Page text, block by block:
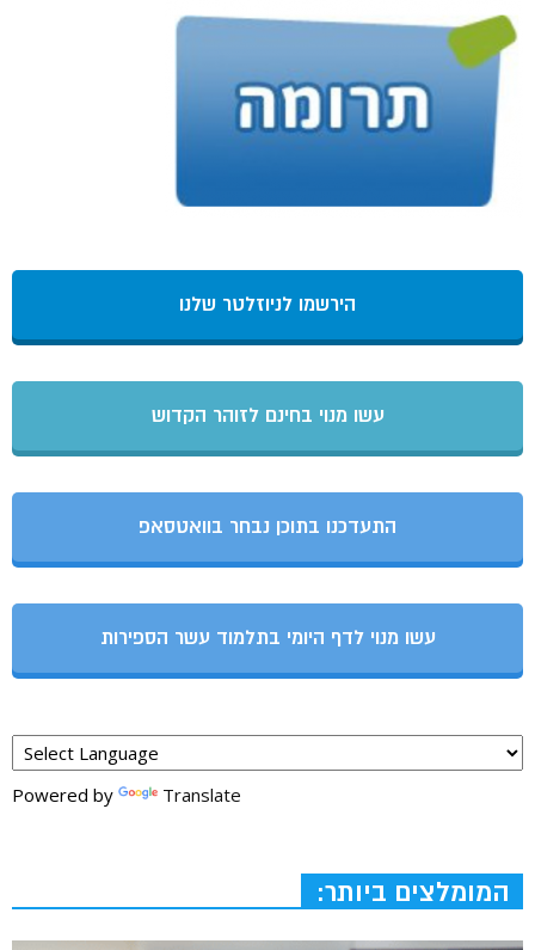
הירשמו לניוזלטר שלנו
עשו מנוי בחינם לזוהר הקדוש
התעדכנו בתוכן נבחר בוואטסאפ
עשו מנוי לדף היומי בתלמוד עשר הספירות
Powered by Translate
המומלצים ביותר: